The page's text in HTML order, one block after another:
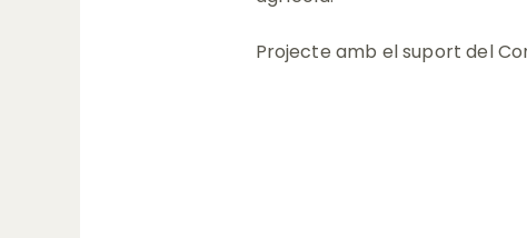
Projecte amb el suport del